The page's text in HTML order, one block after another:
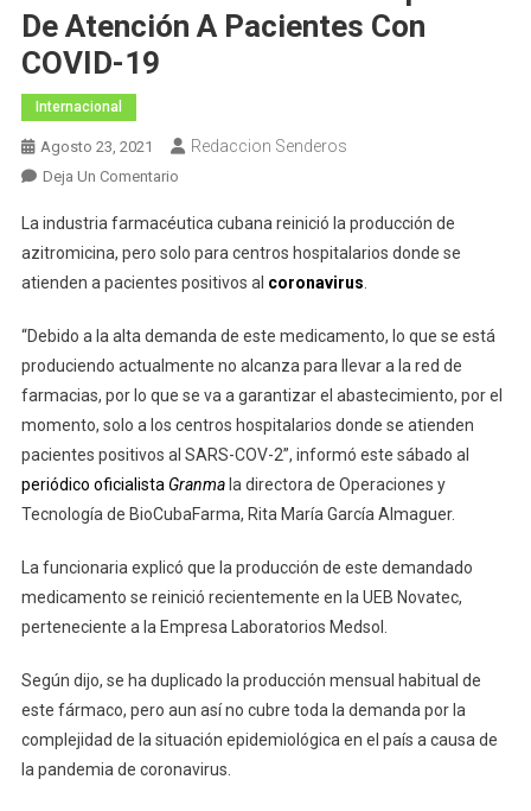
De Atención A Pacientes Con
COVID-19
Internacional
Agosto 23, 2021 Redaccion Senderos
Deja Un ComentarioEn
Reinicia
Producción
De
Solo
Para
Hospitales
De
Atención
A
COVID-
La industria farmacéutica cubana reinició la producción de
azitromicina, pero solo para centros hospitalarios donde se
atienden a pacientes positivos al coronavirus
“Debido a la alta demanda de este medicamento, lo que se está
produciendo actualmente no alcanza para llevar a la red de
farmacias, por lo que se va a garantizar el abastecimiento, por el
momento, solo a los centros hospitalarios donde se atienden
pacientes positivos al SARS-COV-2”, informó este sábado al
periódico oficialista Granmala directora de Operaciones y
Tecnología de BioCubaFarma, Rita María García Almaguer.
La funcionaria explicó que la producción de este demandado
medicamento se reinició recientemente en la UEB Novatec,
perteneciente a la Empresa Laboratorios Medsol.
Según dijo, se ha duplicado la producción mensual habitual de
este fármaco, pero aun así no cubre toda la demanda por la
complejidad de la situación epidemiológica en el país a causa de
la pandemia de coronavirus.